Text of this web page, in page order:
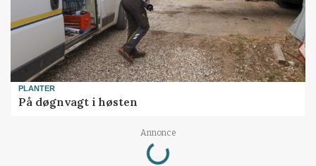
PLANTER
På døgnvagt i høsten
Annonce
Loading...